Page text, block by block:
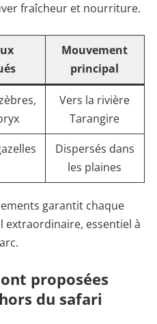
fraîcheur et nourriture.
Mouvement
principal
Vers la rivière
Tarangire
Dispersés dans
les plaines
garantit chaque
extraordinaire, essentiel à
proposées
du safari